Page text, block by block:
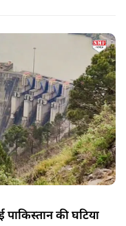
की घटिया